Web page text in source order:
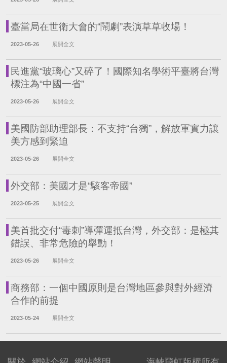
臺當局在世衛大會的“鬧劇”表演草草收場！
2023-05-26 展開全文
民進黨“玻璃心”又碎了！國際知名學術平臺將台灣
標注為“中國一省”
2023-05-26 展開全文
美國防部助理部長：不支持“台獨”，解放軍實力讓
美方感到緊迫
2023-05-26 展開全文
外交部：美國才是“駭客帝國”
2023-05-25 展開全文
美首批交付“毒刺”導彈運抵台灣，外交部：是極其
錯誤、非常危險的舉動！
2023-05-26 展開全文
商務部：一個中國原則是台灣地區參與對外經濟
合作的前提
2023-05-24 展開全文